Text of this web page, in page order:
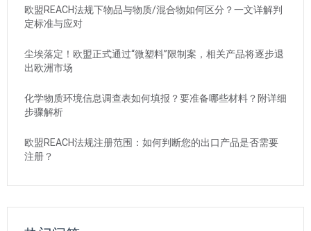
欧盟REACH法规下物品与物质/混合物如何区分？一文详解判
定标准与应对
尘埃落定！欧盟正式通过“微塑料”限制案，相关产品将逐步退
出欧洲市场
化学物质环境信息调查表如何填报？要准备哪些材料？附详细
步骤解析
欧盟REACH法规注册范围：如何判断您的出口产品是否需要
注册？